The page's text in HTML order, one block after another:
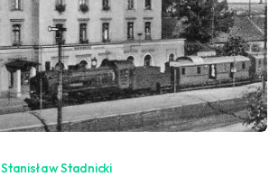
Stanisław Stadnicki